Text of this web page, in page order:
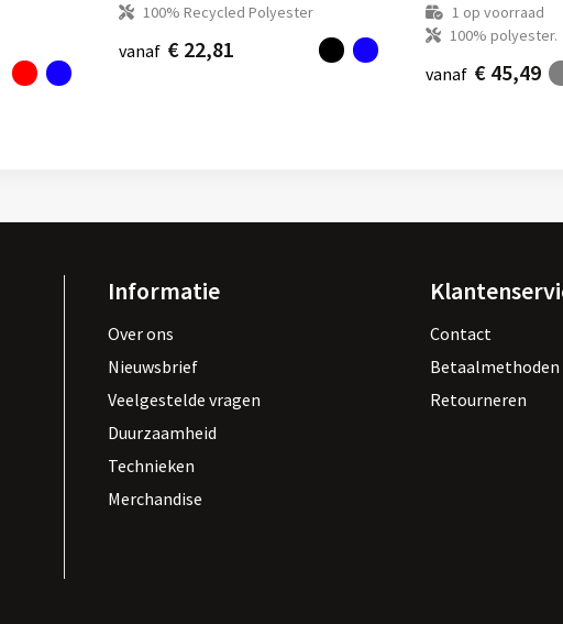
100% Recycled Polyester
vanaf € 22,81
1 op voorraad
100% polyester.
vanaf € 45,49
Informatie
Over ons
Nieuwsbrief
Veelgestelde vragen
Duurzaamheid
Technieken
Merchandise
Contact
Betaalmethoden
Retourneren